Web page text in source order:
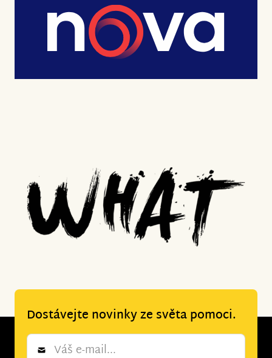
Dostávejte novinky ze světa pomoci.
Newsletter